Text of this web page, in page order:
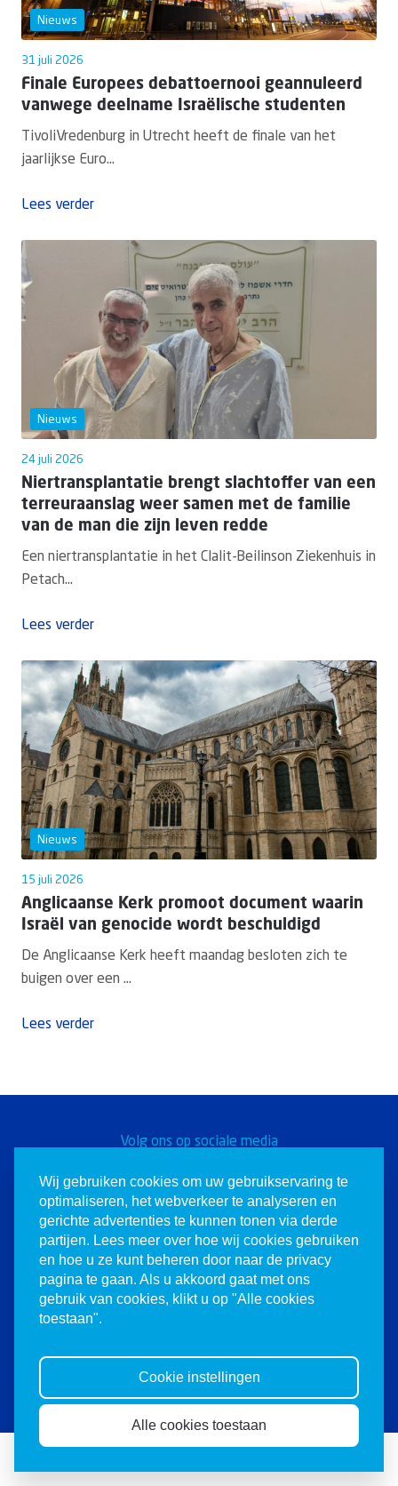
Nieuws
31 juli 2026
Finale Europees debattoernooi geannuleerd
vanwege deelname Israëlische studenten
TivoliVredenburg in Utrecht heeft de finale van het
jaarlijkse Euro...
Lees verder
Nieuws
24 juli 2026
Niertransplantatie brengt slachtoffer van een
terreuraanslag weer samen met de familie
van de man die zijn leven redde
Een niertransplantatie in het Clalit-Beilinson Ziekenhuis in
Petach...
Lees verder
Nieuws
15 juli 2026
Anglicaanse Kerk promoot document waarin
Israël van genocide wordt beschuldigd
De Anglicaanse Kerk heeft maandag besloten zich te
buigen over een ...
Lees verder
Volg ons op sociale media
Word een Christen voor
Israël
rechten voorbehouden.
Website door
Wij gebruiken cookies om uw gebruikservaring te
optimaliseren, het webverkeer te analyseren en
gerichte advertenties te kunnen tonen via derde
partijen. Lees meer over hoe wij cookies gebruiken
en hoe u ze kunt beheren door naar de privacy
pagina te gaan. Als u akkoord gaat met ons
gebruik van cookies, klikt u op "Alle cookies
toestaan".
Cookie instellingen
Alle cookies toestaan